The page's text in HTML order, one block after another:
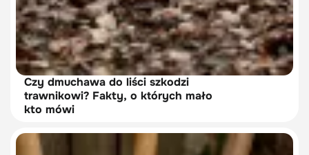
Czy dmuchawa do liści szkodzi
trawnikowi? Fakty, o których mało
kto mówi